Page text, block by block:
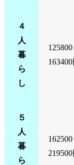
４
人
暮
ら
し
125800
163400
５
人
暮
ら
162500
219500